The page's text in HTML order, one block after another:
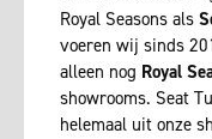
Royal Seasons als
voeren wij sinds
alleen nog Royal
showrooms. Seat
helemaal uit onze